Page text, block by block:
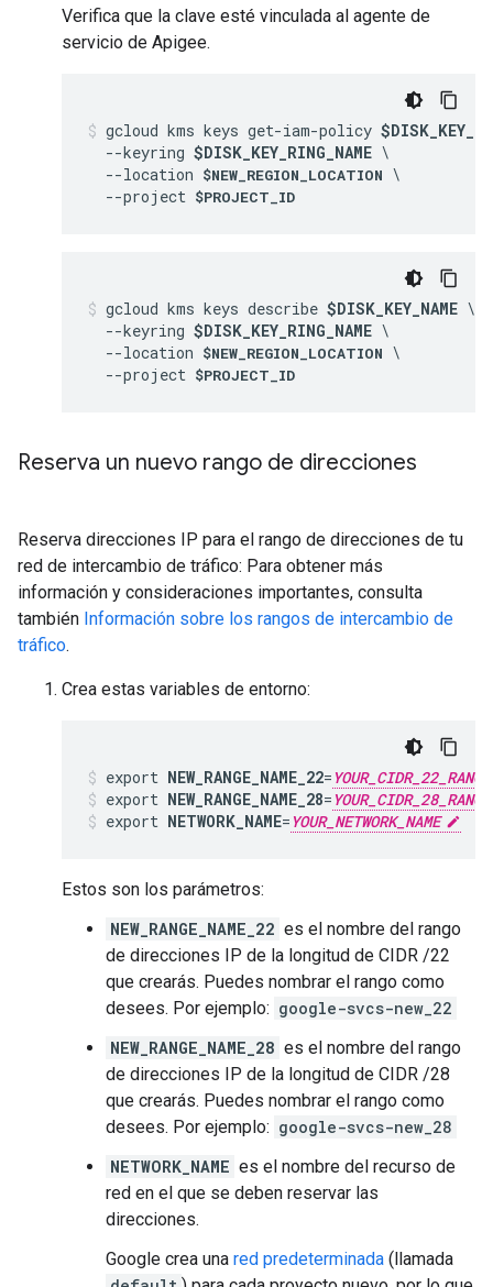
Verifica que la clave esté vinculada al agente de
servicio de Apigee.
gcloud kms keys get-iam-policy
  --keyring
$DISK_KEY_RING_NAME \
  --location
$NEW_REGION_LOCATION \
  --project
$PROJECT_ID
gcloud kms keys describe $DISK_KEY_NAME \
  --keyring
$DISK_KEY_RING_NAME \
  --location
$NEW_REGION_LOCATION \
  --project
$PROJECT_ID
Reserva un nuevo rango de direcciones
Reserva direcciones IP para el rango de direcciones de tu
red de intercambio de tráfico: Para obtener más
información y consideraciones importantes, consulta
también Información sobre los rangos de intercambio de
tráfico.
Crea estas variables de entorno:
export NEW_RANGE_NAME_22=
export NEW_RANGE_NAME_28=
export NETWORK_NAME= YOUR_NETWORK_NAME
Estos son los parámetros:
NEW_RANGE_NAME_22 es el nombre del rango
de direcciones IP de la longitud de CIDR /22
que crearás. Puedes nombrar el rango como
desees. Por ejemplo: google-svcs-new_22
NEW_RANGE_NAME_28 es el nombre del rango
de direcciones IP de la longitud de CIDR /28
que crearás. Puedes nombrar el rango como
desees. Por ejemplo: google-svcs-new_28
NETWORK_NAME es el nombre del recurso de
red en el que se deben reservar las
direcciones.
Google crea una red predeterminada (llamada